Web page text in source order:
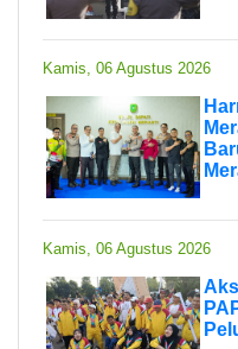
Kamis, 06 Agustus 2026
Kamis, 06 Agustus 2026